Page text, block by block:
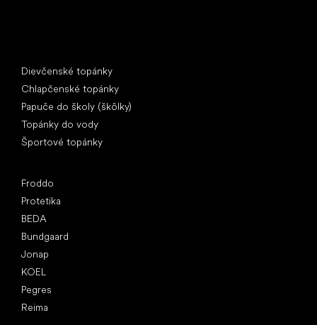
Dievčenské topánky
Chlapčenské topánky
Papuče do školy (škôlky)
Topánky do vody
Športové topánky
Froddo
Protetika
BEDA
Bundgaard
Jonap
KOEL
Pegres
Reima